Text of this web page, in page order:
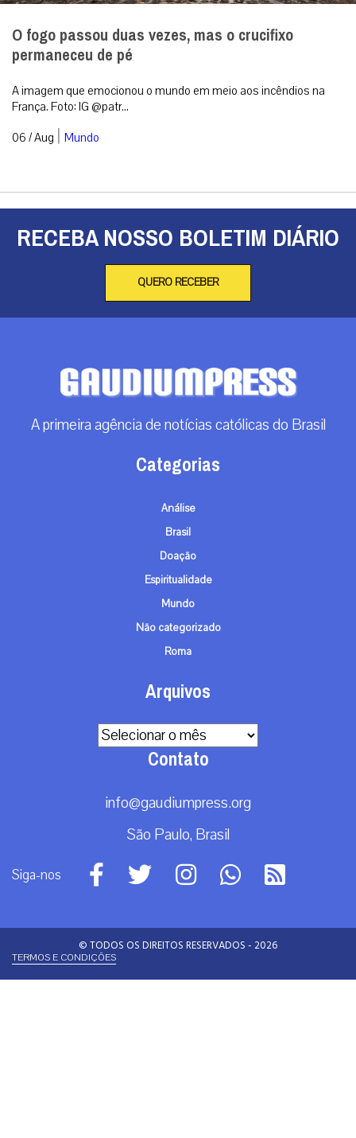
QUERO RECEBER
A primeira agência de notícias católicas do Brasil
Categorias
Análise
Doação
Espiritualidade
Roma
Arquivos
Arquivos
Contato
info@gaudiumpress.org
São Paulo, Brasil